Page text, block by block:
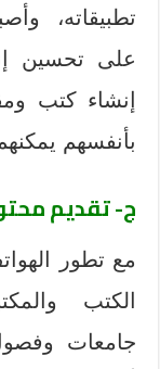
تطبيقاته،
على تحسين
إنشاء كتب
بأنفسهم
ج-تقديم
مع تطور
الكتب
جامعات